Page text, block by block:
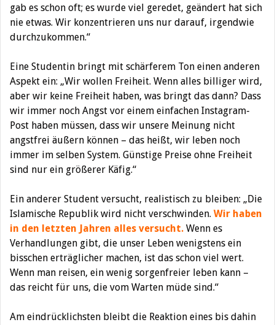
gab es schon oft; es wurde viel geredet, geändert hat sich
nie etwas. Wir konzentrieren uns nur darauf, irgendwie
durchzukommen.“
Eine Studentin bringt mit schärferem Ton einen anderen
Aspekt ein: „Wir wollen Freiheit. Wenn alles billiger wird,
aber wir keine Freiheit haben, was bringt das dann? Dass
wir immer noch Angst vor einem einfachen Instagram-
Post haben müssen, dass wir unsere Meinung nicht
angstfrei äußern können – das heißt, wir leben noch
immer im selben System. Günstige Preise ohne Freiheit
sind nur ein größerer Käfig.“
Ein anderer Student versucht, realistisch zu bleiben: „Die
Islamische Republik wird nicht verschwinden. Wir haben
in den letzten Jahren alles versucht. Wenn es
Verhandlungen gibt, die unser Leben wenigstens ein
bisschen erträglicher machen, ist das schon viel wert.
Wenn man reisen, ein wenig sorgenfreier leben kann –
das reicht für uns, die vom Warten müde sind.“
Am eindrücklichsten bleibt die Reaktion eines bis dahin